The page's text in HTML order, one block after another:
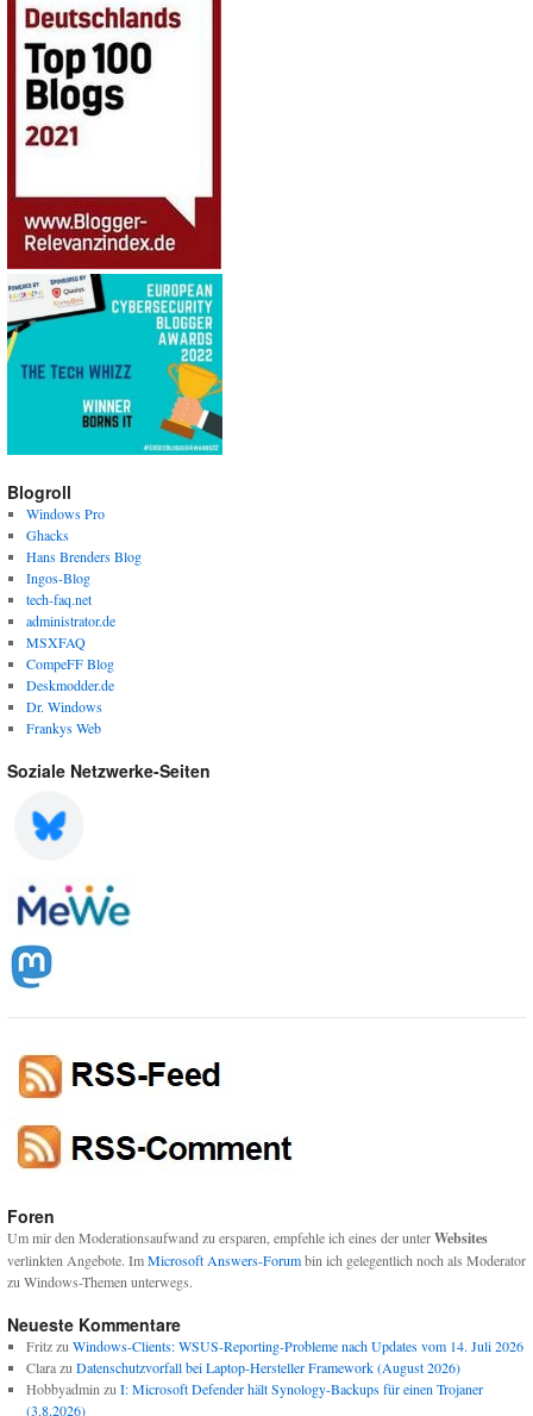
Blogroll
Windows Pro
Ghacks
Hans Brenders Blog
Ingos-Blog
tech-faq.net
administrator.de
MSXFAQ
CompeFF Blog
Deskmodder.de
Dr. Windows
Frankys Web
Soziale Netzwerke-Seiten
Foren
Um mir den Moderationsaufwand zu ersparen, empfehle ich eines der unterWebsites
verlinkten Angebote. ImMicrosoft Answers-Forumbin ich gelegentlich noch als Moderator
zu Windows-Themen unterwegs.
Neueste Kommentare
Fritzzu Windows-Clients: WSUS-Reporting-Probleme nach Updates vom 14. Juli 2026
Clarazu Datenschutzvorfall bei Laptop-Hersteller Framework (August 2026)
Hobbyadmin zu I: Microsoft Defender hält Synology-Backups für einen Trojaner
(3.8.2026)